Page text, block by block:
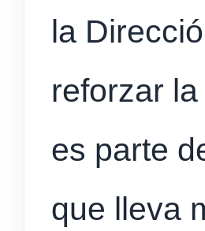
la
reforzar
es parte
que lleva